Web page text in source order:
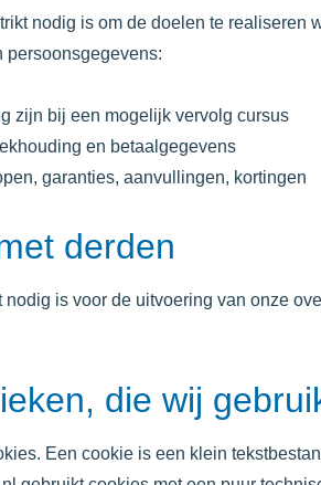
nodig is om de doelen te
persoonsgegevens:
zijn bij een mogelijk vervolg cursus
en betaalgegevens
garanties, aanvullingen, kortingen
derden
is voor de uitvoering van onze
die wij
Een cookie is een klein